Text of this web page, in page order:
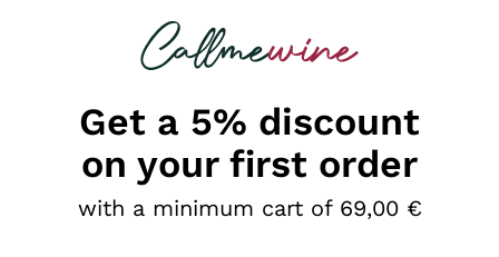
looking for
Get a 5% discount
on your first order
with a minimum cart of 69,00 €